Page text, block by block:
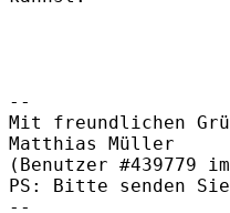
--
Mit freundlichen
Matthias Müller
(Benutzer #439779
PS: Bitte senden
--